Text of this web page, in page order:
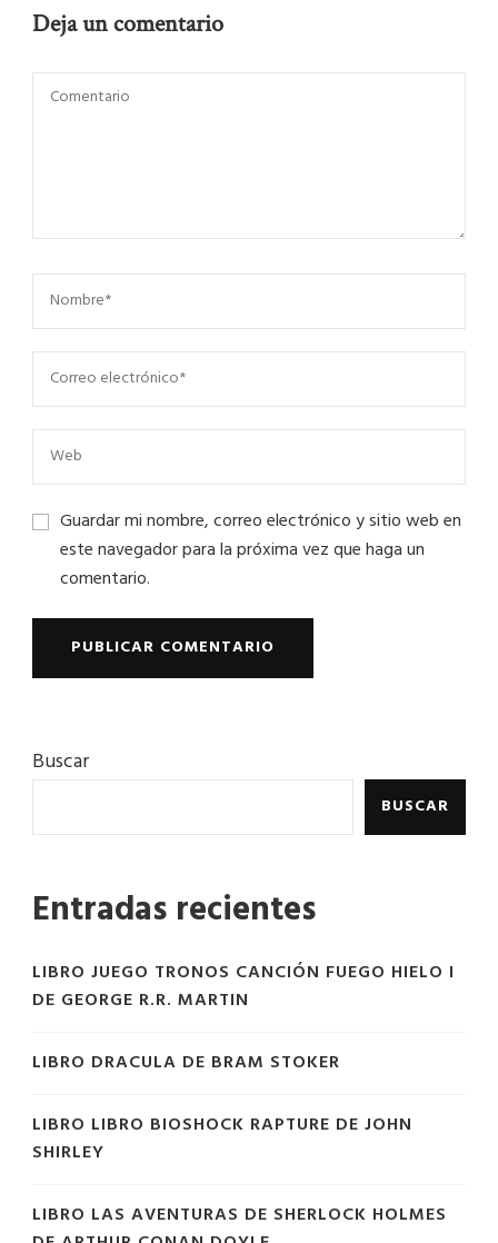
Deja un comentario
Guardar mi nombre, correo electrónico y sitio web en
este navegador para la próxima vez que haga un
comentario.
Buscar
BUSCAR
Entradas recientes
LIBRO JUEGO TRONOS CANCIÓN FUEGO HIELO I
DE GEORGE R.R. MARTIN
LIBRO DRACULA DE BRAM STOKER
LIBRO LIBRO BIOSHOCK RAPTURE DE JOHN
SHIRLEY
LIBRO LAS AVENTURAS DE SHERLOCK HOLMES